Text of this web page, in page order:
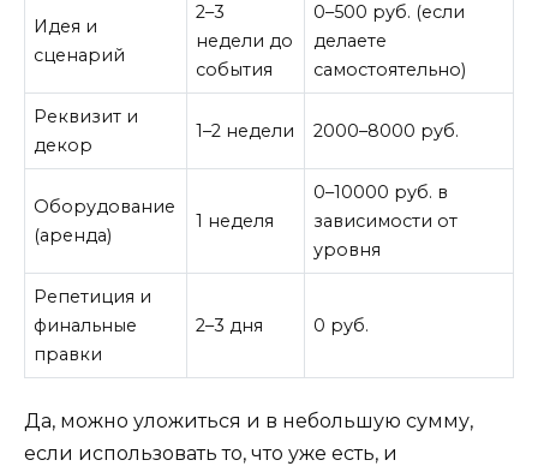
Идея и
сценарий
2–3
недели до
события
0–500 руб. (если
делаете
самостоятельно)
Реквизит и
декор
1–2 недели 2000–8000 руб.
Оборудование
(аренда)
1 неделя
0–10000 руб. в
зависимости от
уровня
Репетиция и
финальные
правки
2–3 дня 0 руб.
Да, можно уложиться и в небольшую сумму,
если использовать то, что уже есть, и